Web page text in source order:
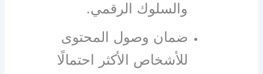
والسلوك الرقمي.
ضمان وصول المحتوى
للأشخاص الأكثر احتمالًا